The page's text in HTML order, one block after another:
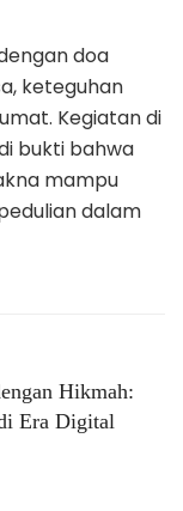
doa
keteguhan
Kegiatan di
bukti bahwa
mampu
dalam
Hikmah:
Era Digital